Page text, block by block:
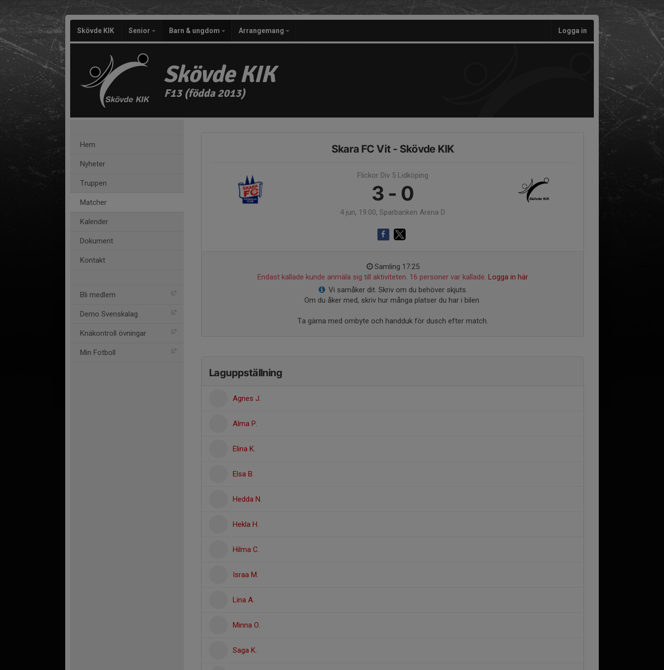
Skövde KIK Senior Barn & ungdom Arrangemang Logga in
Skövde KIK
F13 (födda 2013)
Hem
Nyheter
Truppen
Matcher
Kalender
Dokument
Kontakt
Bli medlem
Demo Svenskalag
Knäkontroll övningar
Min Fotboll
Skara FC Vit - Skövde KIK
Flickor Div 5 Lidköping
3 - 0
4 jun, 19:00, Sparbanken Arena D
Samling 17:25
Endast kallade kunde anmäla sig till aktiviteten. 16 personer var kallade. Logga in här
Vi samåker dit. Skriv om du behöver skjuts.
Om du åker med, skriv hur många platser du har i bilen.
Ta gärna med ombyte och handduk för dusch efter match.
Laguppställning
Agnes J.
Alma P.
Elina K.
Elsa B.
Hedda N.
Hekla H.
Hilma C.
Israa M.
Lina A.
Minna O.
Saga K.